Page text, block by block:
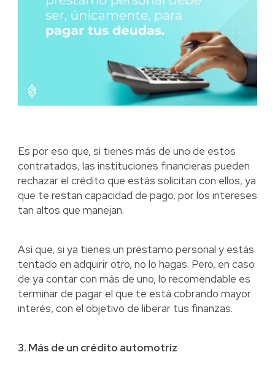
Es por eso que, si tienes más de uno de estos
contratados, las instituciones financieras pueden
rechazar el crédito que estás solicitan con ellos, ya
que te restan capacidad de pago, por los intereses
tan altos que manejan.
Así que, si ya tienes un préstamo personal y estás
tentado en adquirir otro, no lo hagas. Pero, en caso
de ya contar con más de uno, lo recomendable es
terminar de pagar el que te está cobrando mayor
interés, con el objetivo de liberar tus finanzas.
3. Más de un crédito automotriz